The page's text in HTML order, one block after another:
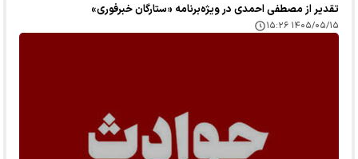
تقدیر از مصطفی احمدی در ویژه‌برنامه «ستارگان خبرفوری»
۱۴۰۵/۰۵/۱۵ ۱۵:۲۶